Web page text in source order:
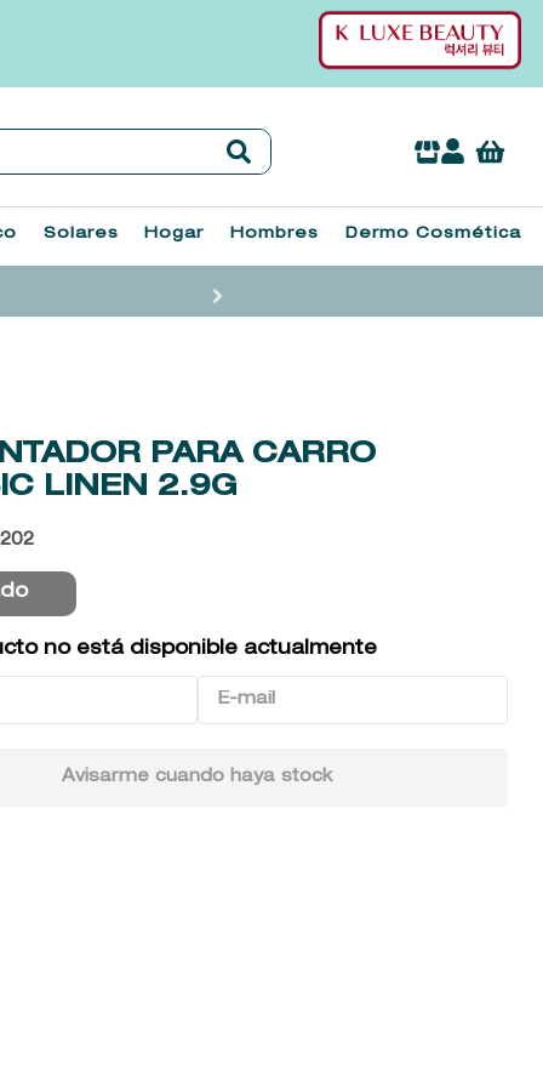
Solares Hogar Hombres Dermo Cosmética
PARA CARRO
LINEN 2.9G
no está disponible actualmente